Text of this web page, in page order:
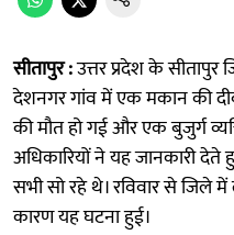
सीतापुर :उत्तर प्रदेश के सीतापुर
देशनगर गांव में एक मकान की
की मौत हो गई और एक बुजुर्ग
अधिकारियों ने यह जानकारी
सभी सो रहे थे। रविवार से जिले
कारण यह घटना हुई।